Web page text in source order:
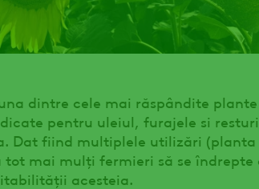
dintre cele mai răspândite
pentru uleiul, furajele si
Dat fiind multiplele utilizări
mai mulți fermieri să se îndrepte
acesteia.